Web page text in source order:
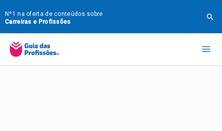
para
o
conteúdo
Nº1 na oferta de conteúdos sobre
Carreiras e Profissões